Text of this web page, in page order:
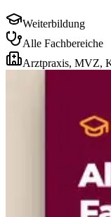
Weiterbildung
Alle Fachbereiche
Arztpraxis, MVZ,